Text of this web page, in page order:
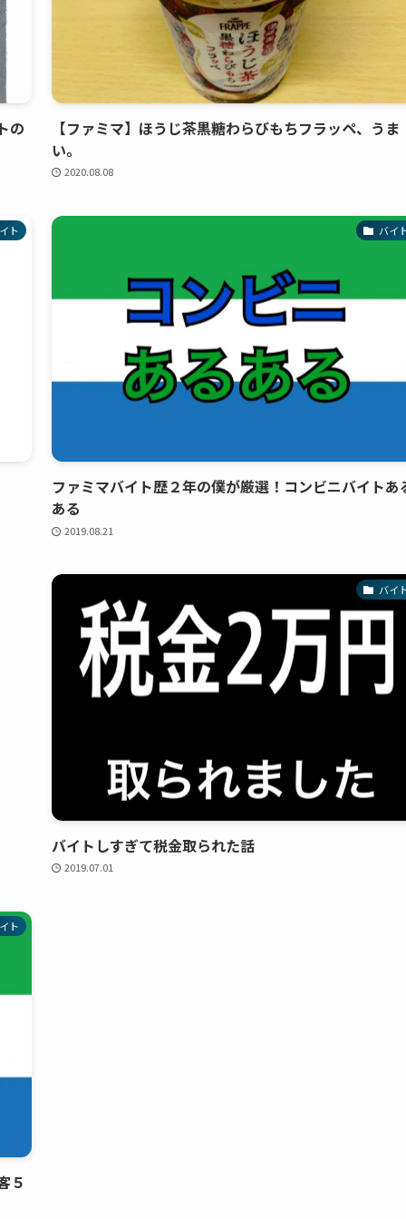
の
【ファミマ】ほうじ茶黒糖わらびもちフラッペ、うま
い。
2020.08.08
ト バイ
ファミマバイト歴２年の僕が厳選！コンビニバイトあ
ある
2019.08.21
バイ
バイトしすぎて税金取られた話
2019.07.01
ト
５